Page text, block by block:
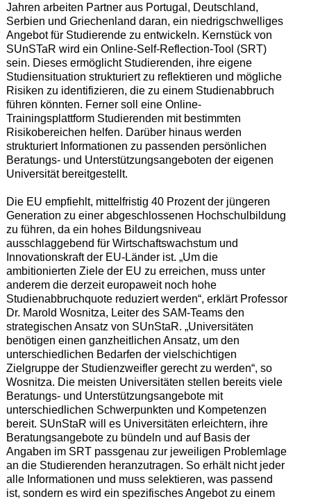
Jahren arbeiten Partner aus Portugal, Deutschland,
Serbien und Griechenland daran, ein niedrigschwelliges
Angebot für Studierende zu entwickeln. Kernstück von
SUnSTaR wird ein Online-Self-Reflection-Tool (SRT)
sein. Dieses ermöglicht Studierenden, ihre eigene
Studiensituation strukturiert zu reflektieren und mögliche
Risiken zu identifizieren, die zu einem Studienabbruch
führen könnten. Ferner soll eine Online-
Trainingsplattform Studierenden mit bestimmten
Risikobereichen helfen. Darüber hinaus werden
strukturiert Informationen zu passenden persönlichen
Beratungs- und Unterstützungsangeboten der eigenen
Universität bereitgestellt.
Die EU empfiehlt, mittelfristig 40 Prozent der jüngeren
Generation zu einer abgeschlossenen Hochschulbildung
zu führen, da ein hohes Bildungsniveau
ausschlaggebend für Wirtschaftswachstum und
Innovationskraft der EU-Länder ist. „Um die
ambitionierten Ziele der EU zu erreichen, muss unter
anderem die derzeit europaweit noch hohe
Studienabbruchquote reduziert werden“, erklärt Professor
Dr. Marold Wosnitza, Leiter des SAM-Teams den
strategischen Ansatz von SUnStaR. „Universitäten
benötigen einen ganzheitlichen Ansatz, um den
unterschiedlichen Bedarfen der vielschichtigen
Zielgruppe der Studienzweifler gerecht zu werden“, so
Wosnitza. Die meisten Universitäten stellen bereits viele
Beratungs- und Unterstützungsangebote mit
unterschiedlichen Schwerpunkten und Kompetenzen
bereit. SUnStaR will es Universitäten erleichtern, ihre
Beratungsangebote zu bündeln und auf Basis der
Angaben im SRT passgenau zur jeweiligen Problemlage
an die Studierenden heranzutragen. So erhält nicht jeder
alle Informationen und muss selektieren, was passend
ist, sondern es wird ein spezifisches Angebot zu einem